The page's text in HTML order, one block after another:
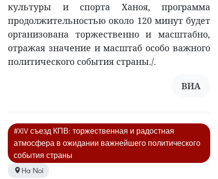
культуры и спорта Ханоя, программа
продолжительностью около 120 минут будет
организована торжественно и масштабно,
отражая значение и масштаб особо важного
политического события страны./.
ВИА
#XIV съезд КПВ: торжественная и радостная
атмосфера в ожидании важнейшего политического
события страны
Ha Noi